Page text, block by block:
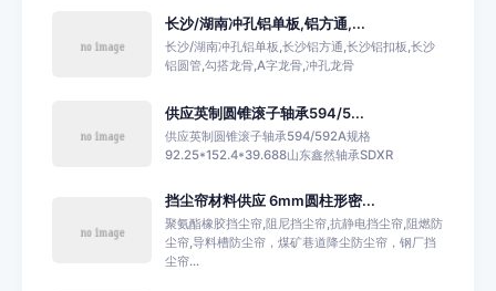
长沙/湖南冲孔铝单板,铝方通,...
长沙/湖南冲孔铝单板,长沙铝方通,长沙铝扣板,长沙
铝圆管,勾搭龙骨,A字龙骨,冲孔龙骨
供应英制圆锥滚子轴承594/5...
供应英制圆锥滚子轴承594/592A规格
92.25*152.4*39.688山东鑫然轴承SDXR
挡尘帘材料供应 6mm圆柱形密...
聚氨酯橡胶挡尘帘,阻尼挡尘帘,抗静电挡尘帘,阻燃防
尘帘,导料槽防尘帘，煤矿巷道降尘防尘帘，钢厂挡
尘帘...